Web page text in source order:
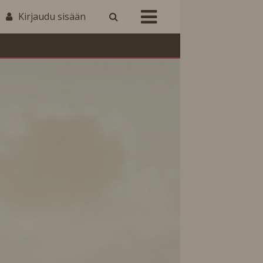
Kirjaudu sisään